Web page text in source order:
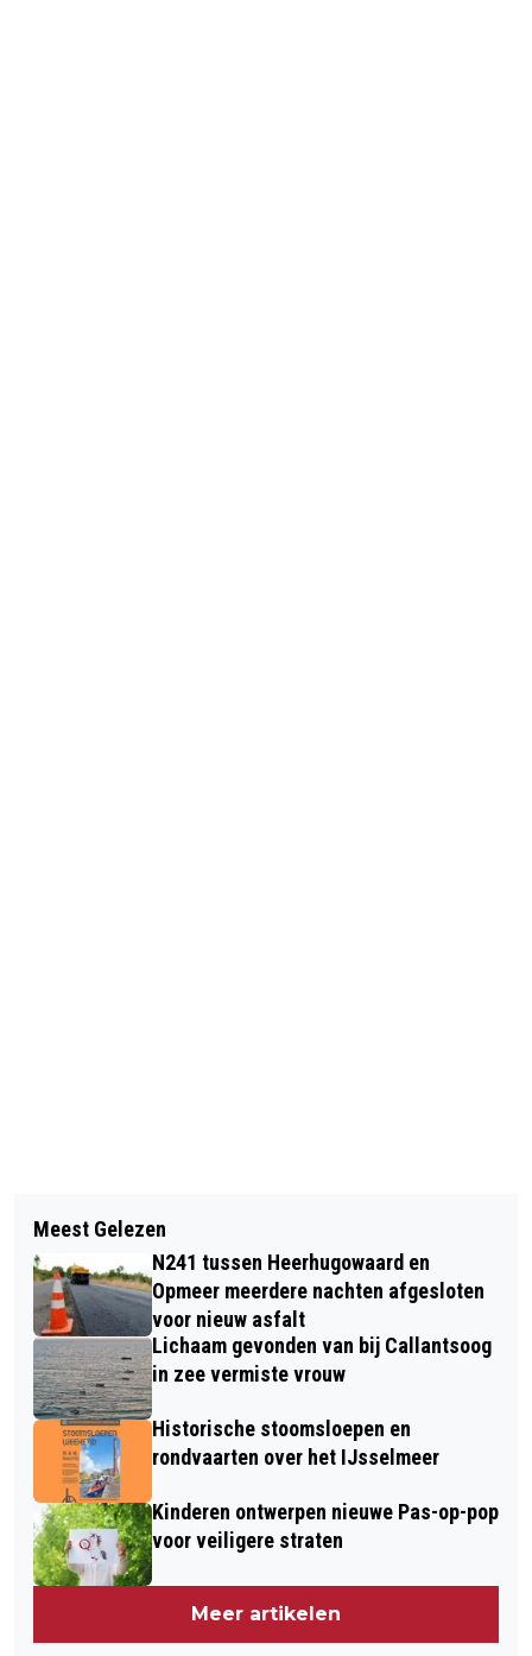
HUIS-IMKER 2E KAMER PIM LEMMERS
ONTVANGT STEUN VAN O.A.
CAROLINE VAN DER PLAS
EGMONDER (29) AANGEHOUDEN IN
ONDERZOEK NAAR DOOD
ALKMAARDER PETER LANGENBERG
Meest Gelezen
N241 tussen Heerhugowaard en
Opmeer meerdere nachten afgesloten
voor nieuw asfalt
Lichaam gevonden van bij Callantsoog
in zee vermiste vrouw
Historische stoomsloepen en
rondvaarten over het IJsselmeer
Kinderen ontwerpen nieuwe Pas-op-pop
voor veiligere straten
Meer artikelen